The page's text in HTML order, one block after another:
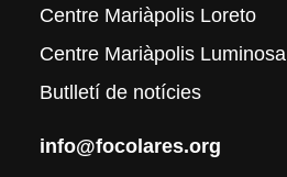
Centre Mariàpolis Loreto
Centre Mariàpolis Luminosa
Butlletí de notícies
info@focolares.org